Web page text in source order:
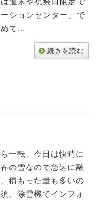
ションセンター」で
て...
続きを読む
一転、今日は快晴に
の雪なので急速に融
積もった量も多いの
。除雪機でインフォ